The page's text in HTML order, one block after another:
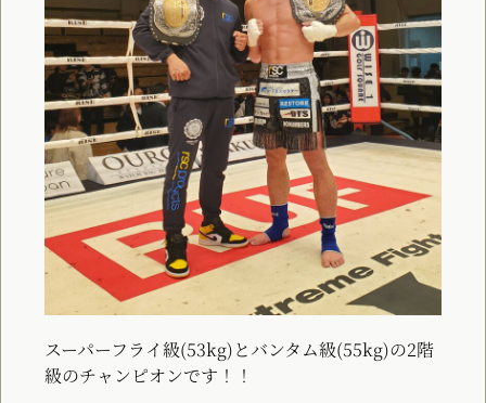
スーパーフライ級(53kg)とバンタム級(55kg)の2階
級のチャンピオンです！！